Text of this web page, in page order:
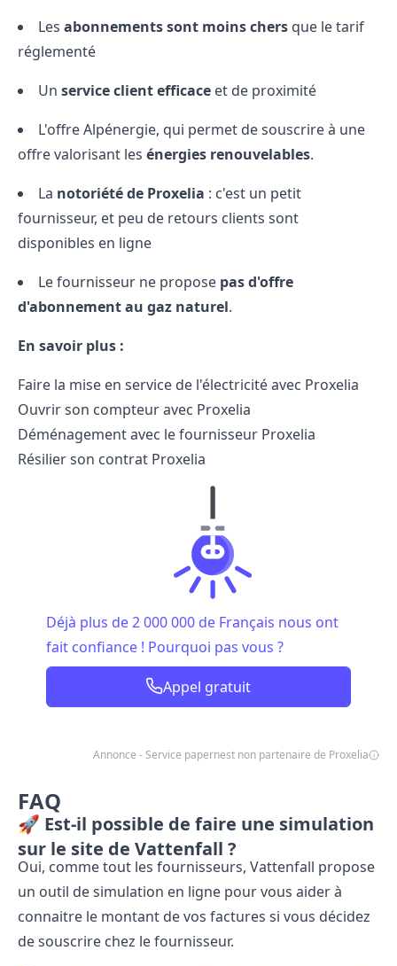
Les abonnements sont moins chers que le tarif
réglementé
Un service client efficace et de proximité
L'offre Alpénergie, qui permet de souscrire à une
offre valorisant les énergies renouvelables.
La notoriété de Proxelia : c'est un petit
fournisseur, et peu de retours clients sont
disponibles en ligne
Le fournisseur ne propose pas d'offre
d'abonnement au gaz naturel.
En savoir plus :
Faire la mise en service de l'électricitéavec Proxelia
Ouvrir son compteuravec Proxelia
Déménagement avec le fournisseur Proxelia
Résilier son contrat Proxelia
Déjà plus de 2 000 000 de Français nous ont
fait confiance ! Pourquoi pas vous ?
Appel gratuit
Annonce - Service papernest non partenaire de Proxelia
FAQ
🚀 Est-il possible de faire une simulation
sur le site de Vattenfall ?
Oui, comme tout les fournisseurs, Vattenfall propose
un outil de simulation en ligne pour vous aider à
connaitre le montant de vos factures si vous décidez
de souscrire chez le fournisseur.